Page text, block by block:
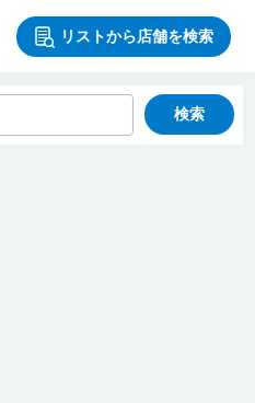
リストから店舗を検索
検索